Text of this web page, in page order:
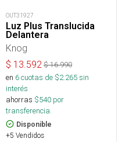
OUT31927
Luz Plus Translucida
Delantera
Knog
$ 13.592 $16.990
en 6cuotas de $2.265sin
interés
ahorras $540 por
transferencia.
Disponible
+5 Vendidos